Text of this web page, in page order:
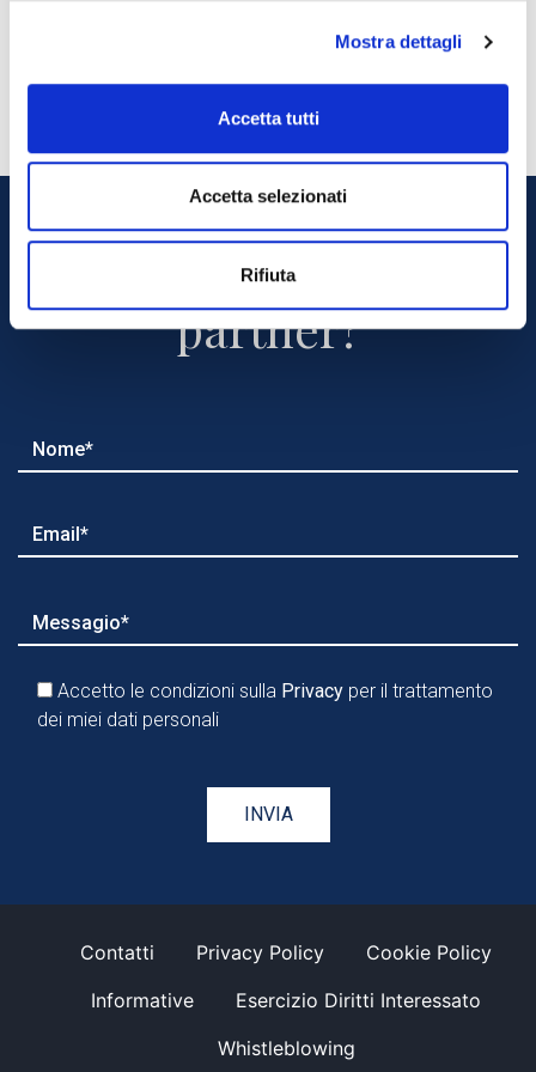
Mostra dettagli
Accetta tutti
Accetta selezionati
Rifiuta
OFFICIAL WEBSITE
Vuoi diventare nostro
partner?
Accetto le condizioni sulla Privacy per il trattamento
dei miei dati personali
Contatti Privacy Policy
Cookie Policy
Informative
Esercizio Diritti Interessato
Whistleblowing